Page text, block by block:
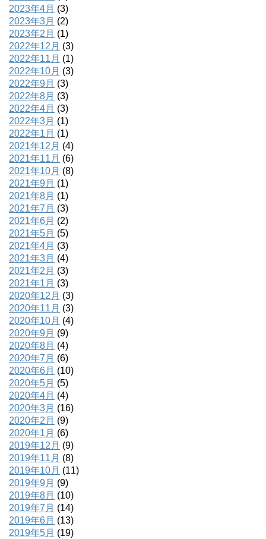
2023年4月 (3)
2023年3月 (2)
2023年2月 (1)
2022年12月 (3)
2022年11月 (1)
2022年10月 (3)
2022年9月 (3)
2022年8月 (3)
2022年4月 (3)
2022年3月 (1)
2022年1月 (1)
2021年12月 (4)
2021年11月 (6)
2021年10月 (8)
2021年9月 (1)
2021年8月 (1)
2021年7月 (3)
2021年6月 (2)
2021年5月 (5)
2021年4月 (3)
2021年3月 (4)
2021年2月 (3)
2021年1月 (3)
2020年12月 (3)
2020年11月 (3)
2020年10月 (4)
2020年9月 (9)
2020年8月 (4)
2020年7月 (6)
2020年6月 (10)
2020年5月 (5)
2020年4月 (4)
2020年3月 (16)
2020年2月 (9)
2020年1月 (6)
2019年12月 (9)
2019年11月 (8)
2019年10月 (11)
2019年9月 (9)
2019年8月 (10)
2019年7月 (14)
2019年6月 (13)
2019年5月 (19)